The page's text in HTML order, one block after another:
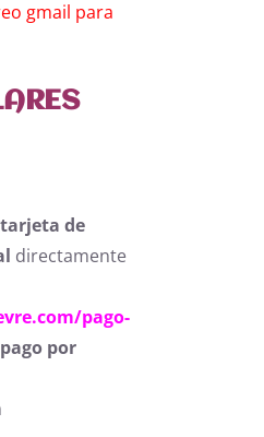
gmail para
de
directamente
pago-
por